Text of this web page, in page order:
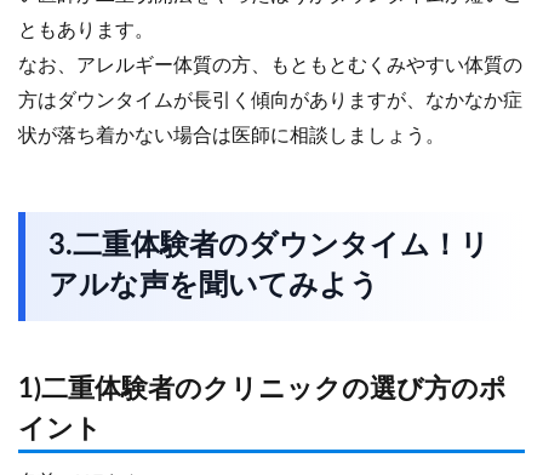
ともあります。
なお、アレルギー体質の方、もともとむくみやすい体質の
方はダウンタイムが長引く傾向がありますが、なかなか症
状が落ち着かない場合は医師に相談しましょう。
3.二重体験者のダウンタイム！リ
アルな声を聞いてみよう
1)二重体験者のクリニックの選び方のポ
イント